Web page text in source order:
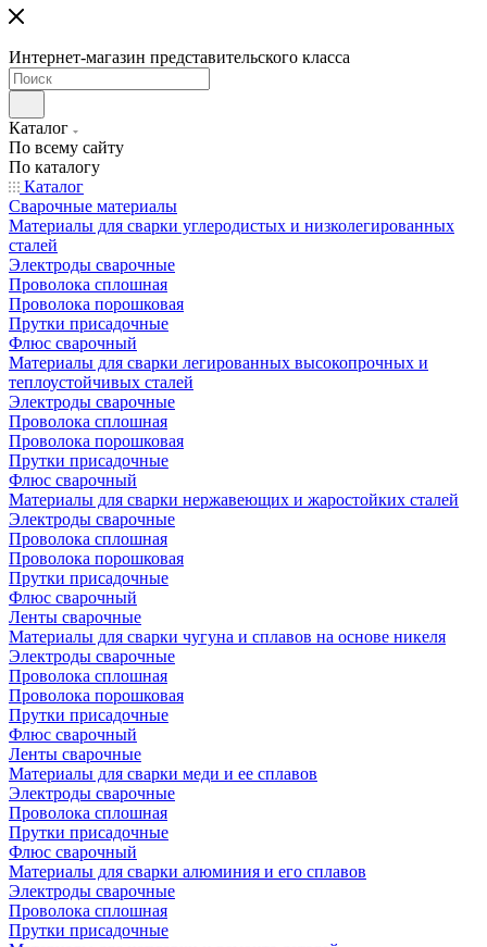
Интернет-магазин представительского класса
Каталог
По всему сайту
По каталогу
Каталог
Сварочные материалы
Материалы для сварки углеродистых и низколегированных
сталей
Электроды сварочные
Проволока сплошная
Проволока порошковая
Прутки присадочные
Флюс сварочный
Материалы для сварки легированных высокопрочных и
теплоустойчивых сталей
Электроды сварочные
Проволока сплошная
Проволока порошковая
Прутки присадочные
Флюс сварочный
Материалы для сварки нержавеющих и жаростойких сталей
Электроды сварочные
Проволока сплошная
Проволока порошковая
Прутки присадочные
Флюс сварочный
Ленты сварочные
Материалы для сварки чугуна и сплавов на основе никеля
Электроды сварочные
Проволока сплошная
Проволока порошковая
Прутки присадочные
Флюс сварочный
Ленты сварочные
Материалы для сварки меди и ее сплавов
Электроды сварочные
Проволока сплошная
Прутки присадочные
Флюс сварочный
Материалы для сварки алюминия и его сплавов
Электроды сварочные
Проволока сплошная
Прутки присадочные